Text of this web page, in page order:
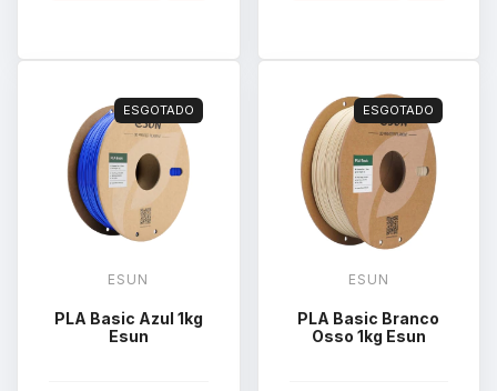
ESGOTADO
ESUN
PLA Basic Azul 1kg
Esun
ESGOTADO
ESUN
PLA Basic Branco
Osso 1kg Esun